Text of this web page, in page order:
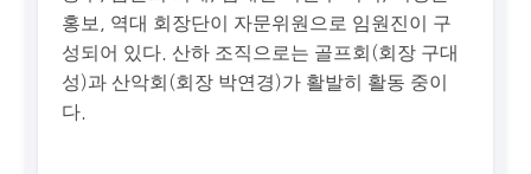
홍보, 역대 회장단이 자문위원으로 임원진이 구
성되어 있다. 산하 조직으로는 골프회(회장 구대
성)과 산악회(회장 박연경)가 활발히 활동 중이
다.